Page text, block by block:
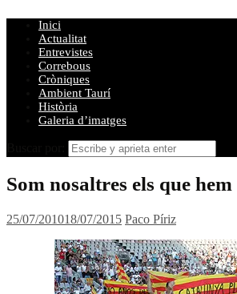
Inici
Actualitat
Entrevistes
Correbous
Cròniques
Ambient Taurí
Història
Galeria d’imatges
Som nosaltres els que
25/07/201018/07/2015 Paco Píriz